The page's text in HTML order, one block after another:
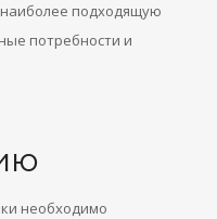
подходящую
потребности и
необходимо